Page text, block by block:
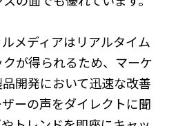
メディアはリアルタイム
が得られるため、マーケ
開発において迅速な改善
ーの声をダイレクトに聞